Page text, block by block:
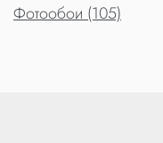
Фотообои (105)